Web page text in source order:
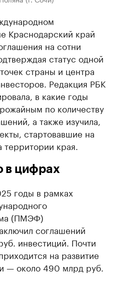
Краснодарский край
на сотни
статус одной
страны и центра
Редакция РБК
в какие годы
по количеству
а также изучила,
стартовавшие на
края.
в цифрах
годы в рамках
(ПМЭФ)
соглашений
инвестиций. Почти
на развитие
— около 490 млрд руб.